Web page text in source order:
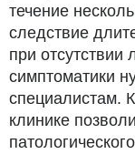
течение
следствие
при отсутствии
симптоматики
специалистам.
клинике